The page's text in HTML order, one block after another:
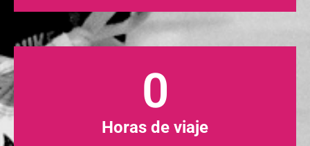
Horas de viaje
0